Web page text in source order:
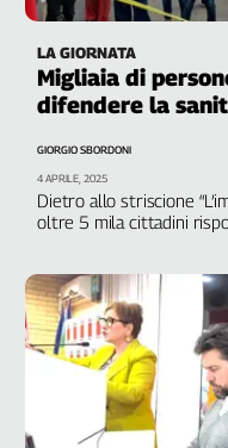
LA GIORNATA
Migliaia di
difendere la
Dietro allo striscione
oltre 5 mila cittadini
Conclusioni di Daniela
GIORGIO SBORDONI
4 APRILE, 2025